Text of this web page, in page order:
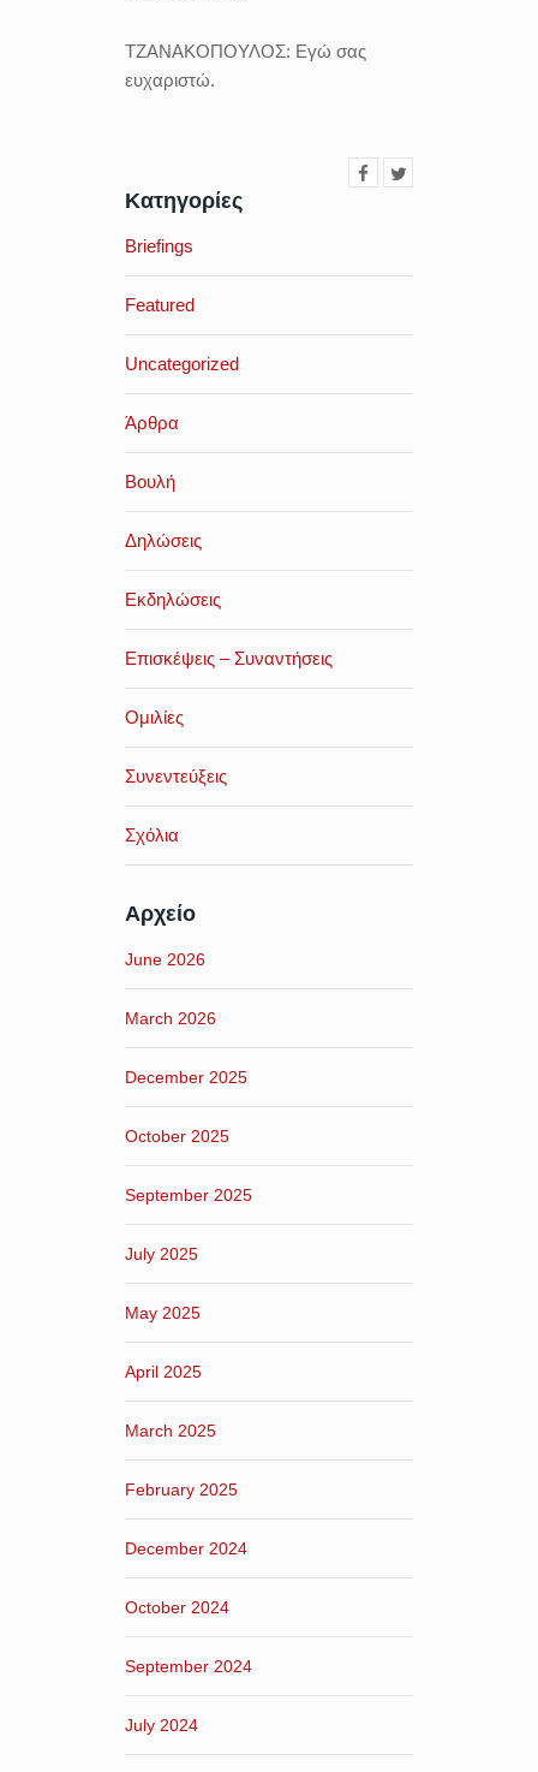
ΤΖΑΝΑΚΟΠΟΥΛΟΣ: Εγώ σας
ευχαριστώ.
Κατηγορίες
Briefings
Featured
Uncategorized
Άρθρα
Βουλή
Δηλώσεις
Εκδηλώσεις
Επισκέψεις – Συναντήσεις
Ομιλίες
Συνεντεύξεις
Σχόλια
Αρχείο
June 2026
March 2026
December 2025
October 2025
September 2025
July 2025
May 2025
April 2025
March 2025
February 2025
December 2024
October 2024
September 2024
July 2024